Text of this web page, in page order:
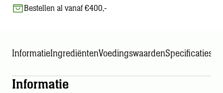
Bestellen al vanaf €400,-
InformatieIngrediëntenVoedingswaardenSpecificaties
Informatie